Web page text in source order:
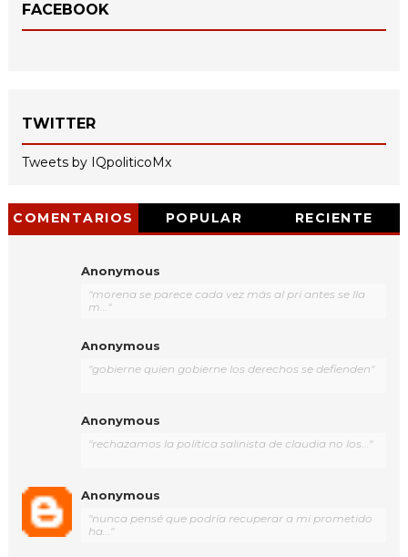
FACEBOOK
TWITTER
Tweets by IQpoliticoMx
COMENTARIOS POPULAR RECIENTE
Anonymous
"morena se parece cada vez más al pri antes se lla
m..."
Anonymous
"gobierne quien gobierne los derechos se defienden"
Anonymous
"rechazamos la política salinista de claudia no los..."
Anonymous
"nunca pensé que podría recuperar a mi prometido
ha..."